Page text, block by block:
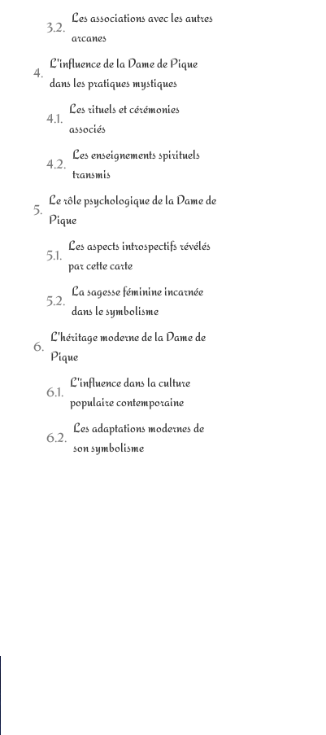
Les associations avec les autres
arcanes
L'influence de la Dame de Pique
dans les pratiques mystiques
Les rituels et cérémonies
associés
Les enseignements spirituels
transmis
Le rôle psychologique de la Dame de
Pique
Les aspects introspectifs révélés
par cette carte
La sagesse féminine incarnée
dans le symbolisme
L'héritage moderne de la Dame de
Pique
L'influence dans la culture
populaire contemporaine
Les adaptations modernes de
son symbolisme